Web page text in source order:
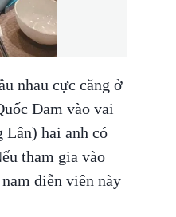
nhau cực căng ở
Đam vào vai
Lân) hai anh có
tham gia vào
diễn viên này